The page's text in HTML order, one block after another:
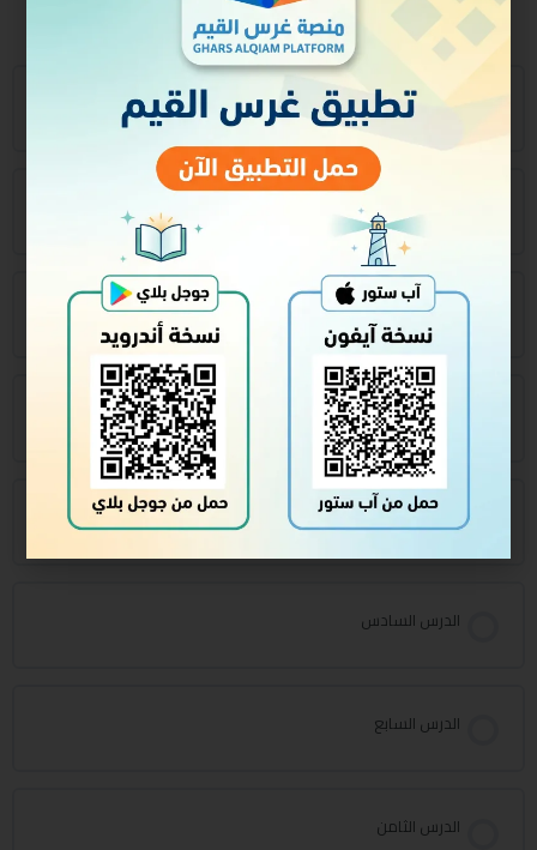
محتوى الدورة
الدرس الأول
الدرس الثاني
الدرس الثالث
الدرس الرابع
الدرس الخامس
الدرس السادس
الدرس السابع
الدرس الثامن